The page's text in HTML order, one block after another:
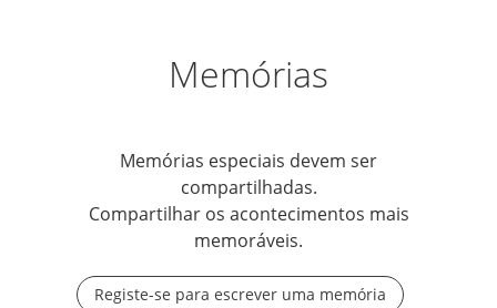
Memórias
Memórias especiais devem ser
compartilhadas.
Compartilhar os acontecimentos mais
memoráveis.
Registe-se para escrever uma memória